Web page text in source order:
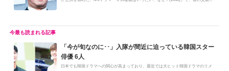
「今が旬なのに･･」入隊が間近に迫っている韓国スター
俳優 6人
日本でも韓国ドラマへの関心が高まっており、最近では大ヒット韓国ドラマのリメ